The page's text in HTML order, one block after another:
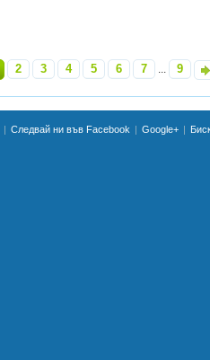
2 3 4 5 6 7 ... 9»
Следвай ни във Facebook Google+